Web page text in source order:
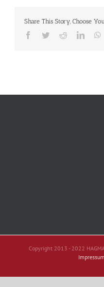
Share This Story, Choose
Facebook
TwitterReddit
Copyright 2013 - 2022
Impressum